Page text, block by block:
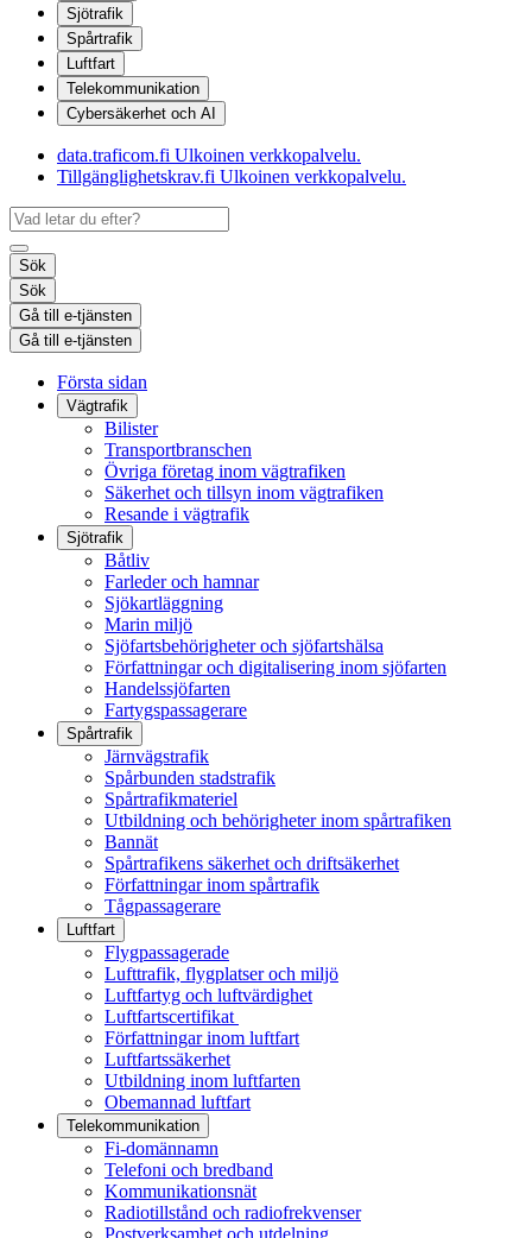
Sjötrafik
Spårtrafik
Luftfart
Telekommunikation
Cybersäkerhet och AI
data.traficom.fi Ulkoinen verkkopalvelu.
Tillgänglighetskrav.fi Ulkoinen verkkopalvelu.
Sök
Sök
Gå till e-tjänsten
Gå till e-tjänsten
Första sidan
Vägtrafik
Bilister
Transportbranschen
Övriga företag inom vägtrafiken
Säkerhet och tillsyn inom vägtrafiken
Resande i vägtrafik
Sjötrafik
Båtliv
Farleder och hamnar
Sjökartläggning
Marin miljö
Sjöfartsbehörigheter och sjöfartshälsa
Författningar och digitalisering inom sjöfarten
Handelssjöfarten
Fartygspassagerare
Spårtrafik
Järnvägstrafik
Spårbunden stadstrafik
Spårtrafikmateriel
Utbildning och behörigheter inom spårtrafiken
Bannät
Spårtrafikens säkerhet och driftsäkerhet
Författningar inom spårtrafik
Tågpassagerare
Luftfart
Flygpassagerade
Lufttrafik, flygplatser och miljö
Luftfartyg och luftvärdighet
Luftfartscertifikat
Författningar inom luftfart
Luftfartssäkerhet
Utbildning inom luftfarten
Obemannad luftfart
Telekommunikation
Fi-domännamn
Telefoni och bredband
Kommunikationsnät
Radiotillstånd och radiofrekvenser
Postverksamhet och utdelning